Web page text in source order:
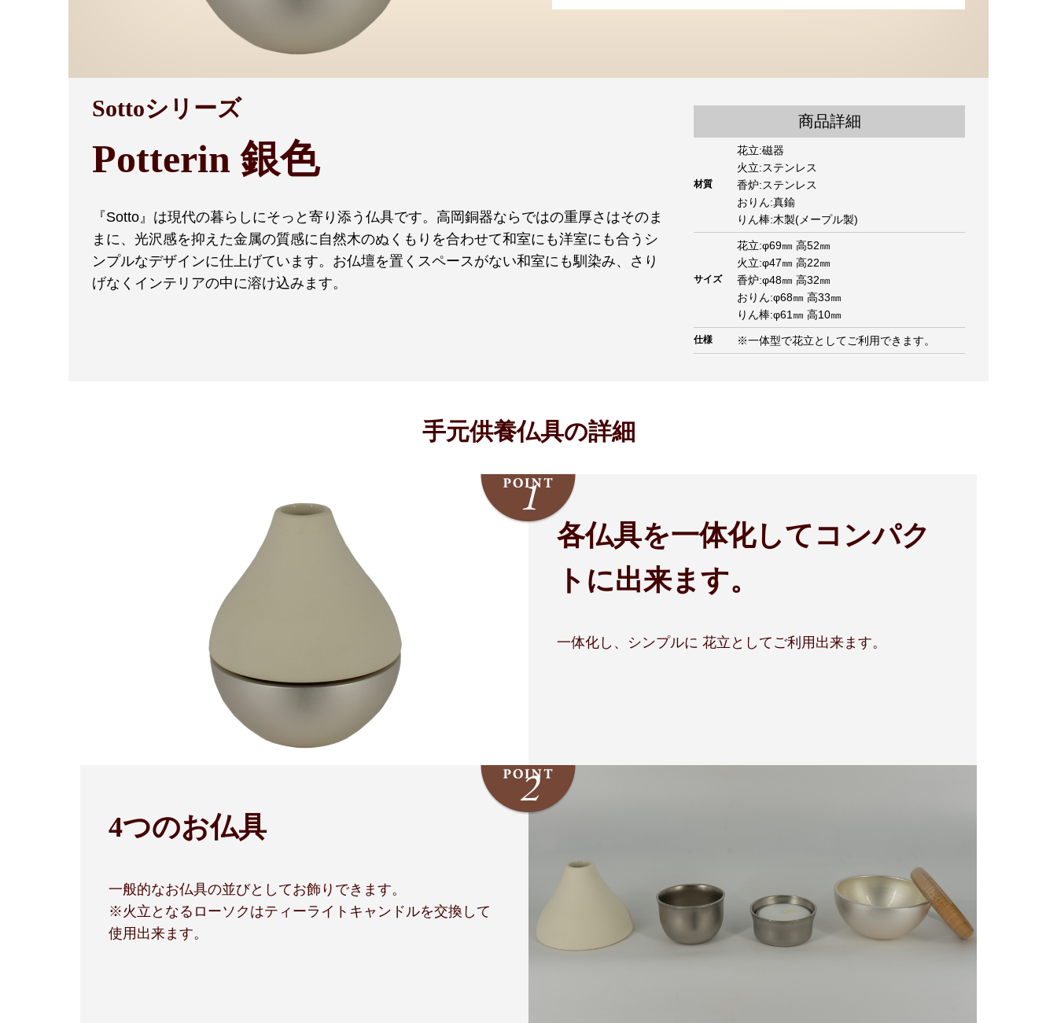
Sottoシリーズ
Potterin 銀色
『Sotto』は現代の暮らしにそっと寄り添う仏具です。高岡銅器ならではの重厚さはそのま
まに、光沢感を抑えた金属の質感に自然木のぬくもりを合わせて和室にも洋室にも合うシ
ンプルなデザインに仕上げています。お仏壇を置くスペースがない和室にも馴染み、さり
げなくインテリアの中に溶け込みます。
商品詳細
材質
花立:磁器
火立:ステンレス
香炉:ステンレス
おりん:真鍮
りん棒:木製(メープル製)
サイズ
花立:φ69㎜ 高52㎜
火立:φ47㎜ 高22㎜
香炉:φ48㎜ 高32㎜
おりん:φ68㎜ 高33㎜
りん棒:φ61㎜ 高10㎜
仕様 ※一体型で花立としてご利用できます。
手元供養仏具の詳細
各仏具を一体化してコンパク
トに出来ます。
一体化し、シンプルに 花立としてご利用出来ます。
4つのお仏具
一般的なお仏具の並びとしてお飾りできます。
※火立となるローソクはティーライトキャンドルを交換して
使用出来ます。